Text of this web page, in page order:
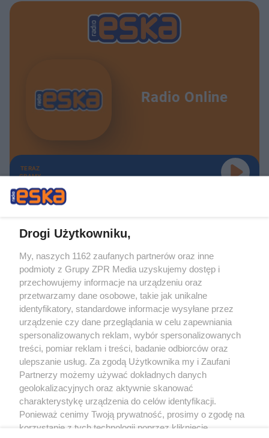
Radio Online
TERAZ
GRAMY
Żaden utwór zamieszczony w serwisie nie może być powielany i
rozpowszechniany lub dalej rozpowszechniany w jakikolwiek sposób (w
tym także elektroniczny lub mechaniczny) na jakimkolwiek polu
eksploatacji w jakiejkolwiek formie, włącznie z umieszczaniem w Internecie
bez pisemnej zgody właściciela praw. Jakiekolwiek użycie lub
wykorzystanie utworów w całości lub w części z naruszeniem prawa, tzn.
bez właściwej zgody, jest zabronione pod groźbą kary i może być ścigane
prawnie.
O nas
Drogi Użytkowniku,
My, naszych 1162 zaufanych partnerów oraz inne
podmioty z Grupy ZPR Media uzyskujemy dostęp i
przechowujemy informacje na urządzeniu oraz
przetwarzamy dane osobowe, takie jak unikalne
identyfikatory, standardowe informacje wysyłane przez
urządzenie czy dane przeglądania w celu zapewniania
spersonalizowanych reklam, wybór spersonalizowanych
treści, pomiar reklam i treści, badanie odbiorców oraz
ulepszanie usług. Za zgodą Użytkownika my i Zaufani
Partnerzy możemy używać dokładnych danych
geolokalizacyjnych oraz aktywnie skanować
charakterystykę urządzenia do celów identyfikacji.
Ponieważ cenimy Twoją prywatność, prosimy o zgodę na
korzystanie z tych technologii poprzez kliknięcie